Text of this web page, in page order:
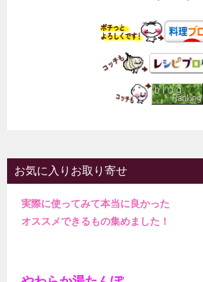
お気に入りお取り寄せ
実際に使ってみて本当に良かった
オススメできるもの集めました！